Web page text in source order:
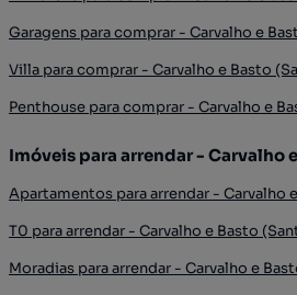
Garagens para comprar - Carvalho e
Villa para comprar - Carvalho e Basto
Penthouse para comprar - Carvalho e
Imóveis para arrendar - Carvalho
Apartamentos para arrendar - Carvalho
T0 para arrendar - Carvalho e Basto
Moradias para arrendar - Carvalho e